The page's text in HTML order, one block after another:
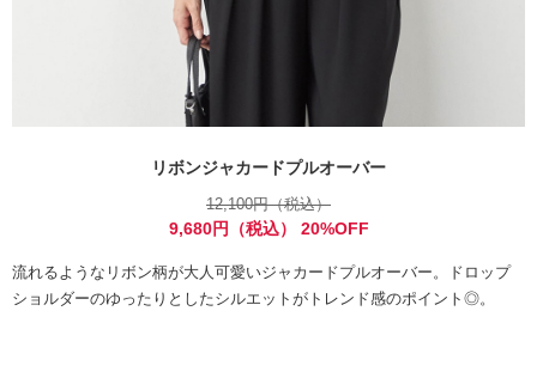
リボンジャカードプルオーバー
12,100円（税込）
9,680円（税込） 20%OFF
流れるようなリボン柄が大人可愛いジャカードプルオーバー。ドロップ
ショルダーのゆったりとしたシルエットがトレンド感のポイント◎。